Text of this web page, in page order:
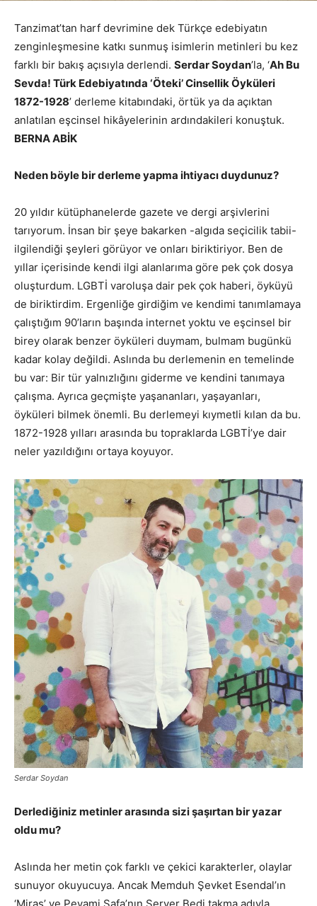
Tanzimat’tan harf devrimine dek Türkçe edebiyatın
zenginleşmesine katkı sunmuş isimlerin metinleri bu kez
farklı bir bakış açısıyla derlendi. Serdar Soydan’la, ‘Ah Bu
Sevda! Türk Edebiyatında ‘Öteki’ Cinsellik Öyküleri
1872-1928’ derleme kitabındaki, örtük ya da açıktan
anlatılan eşcinsel hikâyelerinin ardındakileri konuştuk.
BERNA ABİK
Neden böyle bir derleme yapma ihtiyacı duydunuz?
20 yıldır kütüphanelerde gazete ve dergi arşivlerini
tarıyorum. İnsan bir şeye bakarken -algıda seçicilik tabii-
ilgilendiği şeyleri görüyor ve onları biriktiriyor. Ben de
yıllar içerisinde kendi ilgi alanlarıma göre pek çok dosya
oluşturdum. LGBTİ varoluşa dair pek çok haberi, öyküyü
de biriktirdim. Ergenliğe girdiğim ve kendimi tanımlamaya
çalıştığım 90’ların başında internet yoktu ve eşcinsel bir
birey olarak benzer öyküleri duymam, bulmam bugünkü
kadar kolay değildi. Aslında bu derlemenin en temelinde
bu var: Bir tür yalnızlığını giderme ve kendini tanımaya
çalışma. Ayrıca geçmişte yaşananları, yaşayanları,
öyküleri bilmek önemli. Bu derlemeyi kıymetli kılan da bu.
1872-1928 yılları arasında bu topraklarda LGBTİ’ye dair
neler yazıldığını ortaya koyuyor.
Serdar Soydan
Derlediğiniz metinler arasında sizi şaşırtan bir yazar
oldu mu?
Aslında her metin çok farklı ve çekici karakterler, olaylar
sunuyor okuyucuya. Ancak Memduh Şevket Esendal’ın